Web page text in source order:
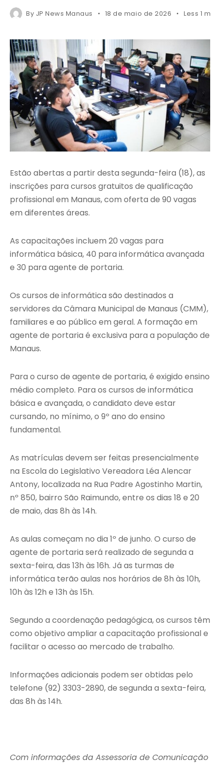
By JP News Manaus 18 de maio de 2026 Less 1
Estão abertas a partir desta segunda-feira (18), as
inscrições para cursos gratuitos de qualificação
profissional em Manaus, com oferta de 90 vagas
em diferentes áreas.
As capacitações incluem 20 vagas para
informática básica, 40 para informática avançada
e 30 para agente de portaria.
Os cursos de informática são destinados a
servidores da Câmara Municipal de Manaus (CMM),
familiares e ao público em geral. A formação em
agente de portaria é exclusiva para a população de
Manaus.
Para o curso de agente de portaria, é exigido ensino
médio completo. Para os cursos de informática
básica e avançada, o candidato deve estar
cursando, no mínimo, o 9º ano do ensino
fundamental.
As matrículas devem ser feitas presencialmente
na Escola do Legislativo Vereadora Léa Alencar
Antony, localizada na Rua Padre Agostinho Martin,
nº 850, bairro São Raimundo, entre os dias 18 e 20
de maio, das 8h às 14h.
As aulas começam no dia 1º de junho. O curso de
agente de portaria será realizado de segunda a
sexta-feira, das 13h às 16h. Já as turmas de
informática terão aulas nos horários de 8h às 10h,
10h às 12h e 13h às 15h.
Segundo a coordenação pedagógica, os cursos têm
como objetivo ampliar a capacitação profissional e
facilitar o acesso ao mercado de trabalho.
Informações adicionais podem ser obtidas pelo
telefone (92) 3303-2890, de segunda a sexta-feira,
das 8h às 14h.
Com informações da Assessoria de Comunicação